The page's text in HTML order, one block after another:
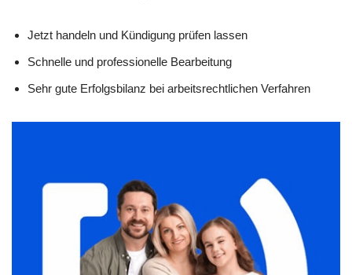
Jetzt handeln und Kündigung prüfen lassen
Schnelle und professionelle Bearbeitung
Sehr gute Erfolgsbilanz bei arbeitsrechtlichen Verfahren